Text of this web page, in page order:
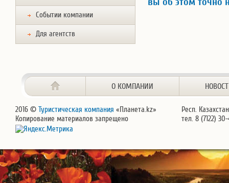
Событии компании
Для агентств
О КОМПАНИИ
2016 © Туристическая компания «Планета.kz»
Копирование материалов запрещено
Респ.
тел. 8 (7122)